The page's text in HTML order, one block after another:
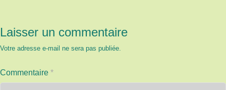
Laisser un commentaire
Votre adresse e-mail ne sera pas publiée.
Commentaire *